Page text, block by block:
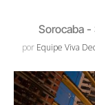
Sorocaba -
por Equipe Viva